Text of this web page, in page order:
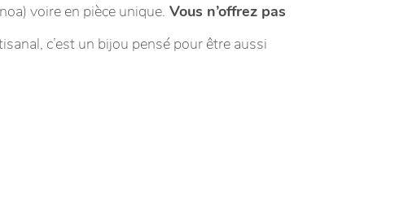
voire en pièce unique. Vous n’offrez pas
c’est un bijou pensé pour être aussi